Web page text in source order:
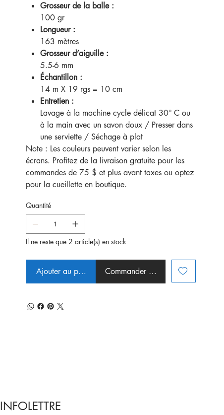
Grosseur de la balle :
100 gr
Longueur :
163 mètres
Grosseur d’aiguille :
5.5-6 mm
Échantillon :
14 m X 19 rgs = 10 cm
Entretien :
Lavage à la machine cycle délicat 30° C ou
à la main avec un savon doux / Presser dans
une serviette / Séchage à plat
Note : Les couleurs peuvent varier selon les
écrans. Profitez de la livraison gratuite pour les
commandes de 75 $ et plus avant taxes ou optez
pour la cueillette en boutique.
Quantité
Il ne reste que 2 article(s) en stock
Ajouter au panier Commander et payer
INFOLETTRE